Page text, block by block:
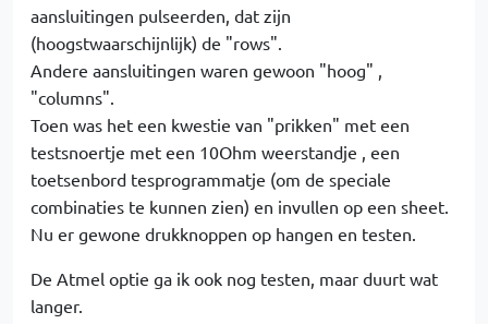
aansluitingen pulseerden, dat zijn
(hoogstwaarschijnlijk) de "rows".
Andere aansluitingen waren gewoon "hoog" ,
"columns".
Toen was het een kwestie van "prikken" met een
testsnoertje met een 10Ohm weerstandje , een
toetsenbord tesprogrammatje (om de speciale
combinaties te kunnen zien) en invullen op een sheet.
Nu er gewone drukknoppen op hangen en testen.
De Atmel optie ga ik ook nog testen, maar duurt wat
langer.